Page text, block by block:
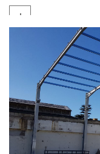
+